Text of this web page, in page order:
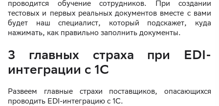
проводится обучение сотрудников. При создании
тестовых и первых реальных документов вместе с вами
будет наш специалист, который подскажет, куда
нажимать, как правильно заполнить документы.
3 главных страха при EDI-
интеграции с 1С
Развеем главные страхи поставщиков, опасающихся
проводить EDI-интеграцию с 1С.